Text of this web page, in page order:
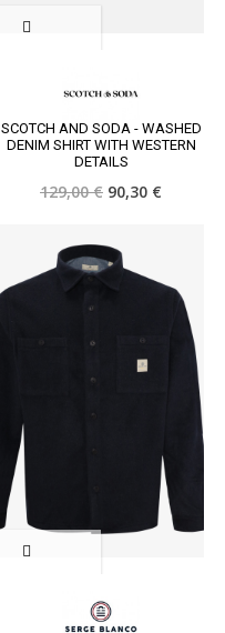
SCOTCH AND SODA - WASHED
DENIM SHIRT WITH WESTERN
DETAILS
129,00 € 90,30 €